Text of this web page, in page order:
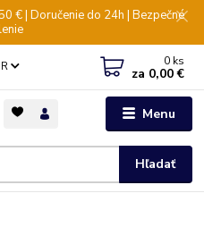
€ | Doručenie do 24h | Bezpečné
Menu
Hľadať
0 ks
za 0,00 €